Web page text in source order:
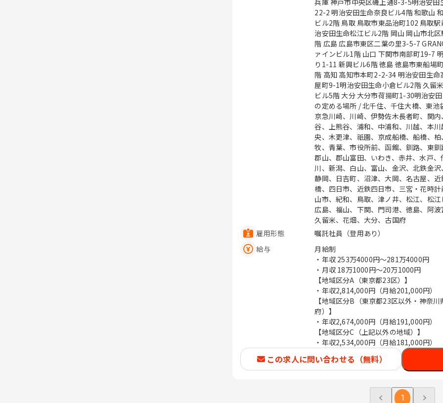
兵庫 神戸市中央区磯上通8-3-5明治安田生命神戸ビ
22-2 明治安田生命奈良ビル4階 和歌山 和歌山市六番丁17明治安田生命和歌山
ビル2階 鳥取 鳥取市東品治町102 鳥取駅前ビル4階 島根 松江市朝日町478-8 明
治安田生命松江ビル2階 岡山 岡山市北区駅前町1-9-15明治安田生命岡山ビル8
階 広島 広島市東区二葉の里3-5-7 GRANODE広島11階 福山市昭和町2-3 福山フ
ァインビル1階 山口 下関市南部町19-7 明治安田生命下関ビル3階 周南市御幸通
り1-11 新興ビル6階 徳島 徳島市東船場町2-37 明治安田生命徳島東船場ビル3
階 高知 高知市本町2-2-34 明治安田生命高知ビル3階 福岡 北九州市小倉北区紺
屋町9-1明治安田生命小倉ビル2階 久留
ビル5階 大分 大分市荷揚町1-30明治安田生命大分ビル2階 （変更の範囲）会社
の定める場所 / 北千住、千住大橋、東
京急川崎、川崎、伊勢佐木長者町、関
谷、上熊谷、浦和、中浦和、川越、本
央、木更津、祇園、京成船橋、船橋、
牧、青葉、市役所前、函館、釧路、東
郡山、郡山富田、いわき、赤井、水戸
川、新潟、白山、富山、金沢、北鉄金
静岡、日吉町、沼津、大岡、名古屋、
橋、四日市、近鉄四日市、三宮・花時
山市、紀和、鳥取、津ノ井、松江、松
広島、福山、下関、門司港、徳島、阿
久留米、花畑、大分、古国府
雇用形態
嘱託社員（登用あり）
給与
月給制
・年収 253万4000円〜281万4000円
・月収 18万1000円〜20万1000円
【地域区分A（東京都23区）】
・年収2,814,000円（月給201,000円）
【地域区分B（東京都23区以外・神奈
府）】
・年収2,674,000円（月給191,000円）
【地域区分C（上記以外の地域）】
・年収2,534,000円（月給181,000円）
この求人に問い合わせる（無料）
1